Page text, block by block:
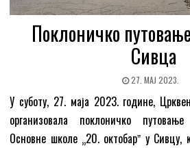
Поклоничко
Сивца
27. МАЈ 2023.
У суботу, 27. маја 2023. године,
организовала поклоничко
Основне школе „20. октобарˮ у Сивцу,